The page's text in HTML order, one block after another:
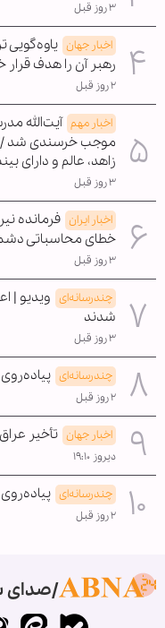
۳ روز قبل
اخبار جهان یاوه‌گویی
رهبر آن را هدف قرار
۲ روز قبل
اخبار مهم آیت‌الله
موجب خرسندی شد /
زاهد، عالم و
۳ روز قبل
اخبار ایران فرمانده
خطای محاسباتی
۳ روز قبل
چندرسانه‌ای ویدیو |
شدند
۳ روز قبل
چندرسانه‌ای
۲ روز قبل
اخبار جهان تأخیر
دیروز ۱۹:۱۰
چندرسانه‌ای
۲ روز قبل
صدای